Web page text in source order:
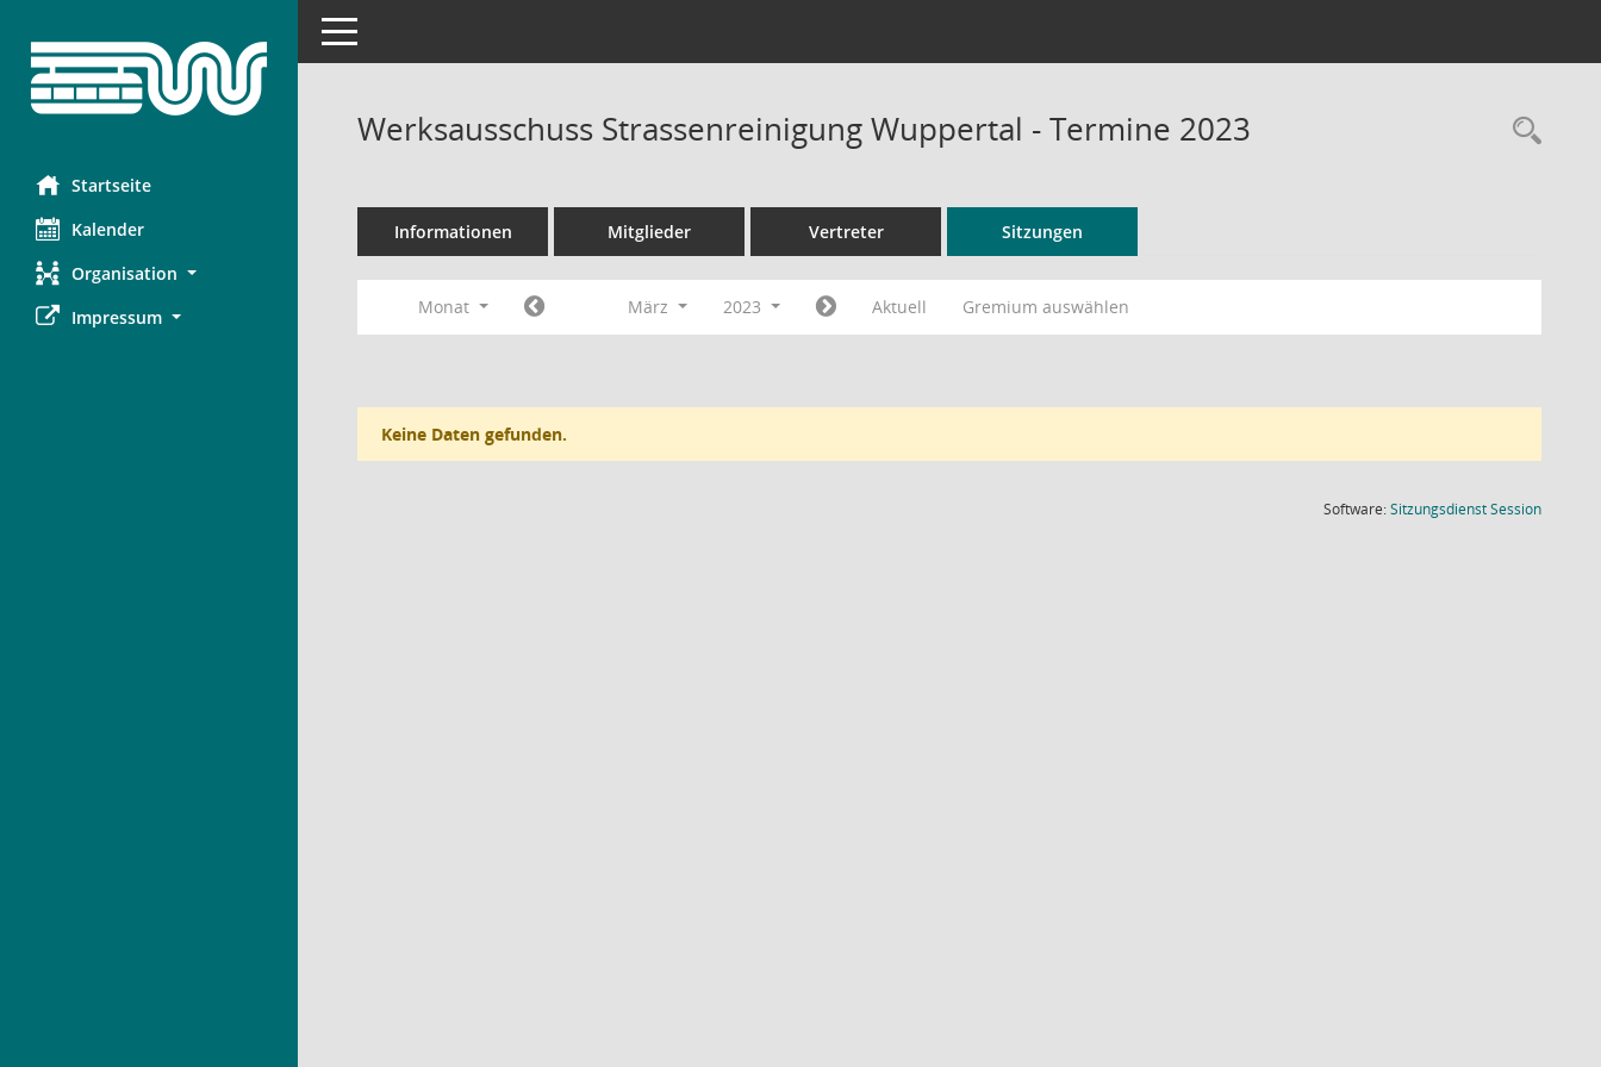
Startseite
Kalender
Organisation
Impressum
Toggle navigation
Werksausschuss Strassenreinigung Wuppertal - Termine 2023
Informationen Mitglieder Vertreter Sitzungen
Monat März 2023 Aktuell Gremium auswählen
Keine Daten gefunden.
Software:SitzungsdienstSession(Wird in